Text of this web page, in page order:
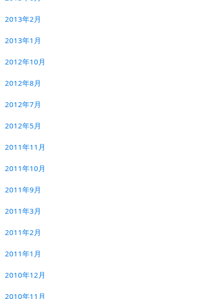
2013年2月
2013年1月
2012年10月
2012年8月
2012年7月
2012年5月
2011年11月
2011年10月
2011年9月
2011年3月
2011年2月
2011年1月
2010年12月
2010年11月